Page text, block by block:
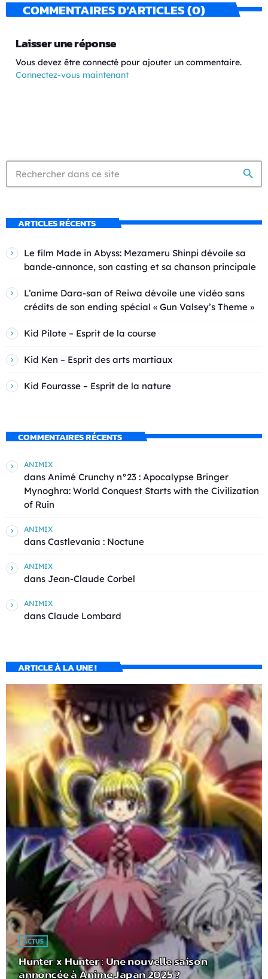
COMMENTAIRES D’ARTICLES (0)
Laisser une réponse
Vous devez être connecté pour ajouter un commentaire.
Connectez-vous maintenant
search
ARTICLES RÉCENTS
Le film Made in Abyss: Mezameru Shinpi dévoile sa
bande-annonce, son casting et sa chanson principale
L’anime Dara-san of Reiwa dévoile une vidéo sans
crédits de son ending spécial « Gun Valsey’s Theme »
Kid Pilote – Esprit de la course
Kid Ken – Esprit des arts martiaux
Kid Fourasse – Esprit de la nature
COMMENTAIRES RÉCENTS
ANIMIX
dans Animé Crunchy n°23 : Apocalypse Bringer
Mynoghra: World Conquest Starts with the Civilization
of Ruin
ANIMIX
dans Castlevania : Noctune
ANIMIX
dans Jean-Claude Corbel
ANIMIX
dans Claude Lombard
ARTICLE À LA UNE !
ACTUS
Hunter x Hunter : Une nouvelle saison
annoncée à Anime Japan 2025 ?